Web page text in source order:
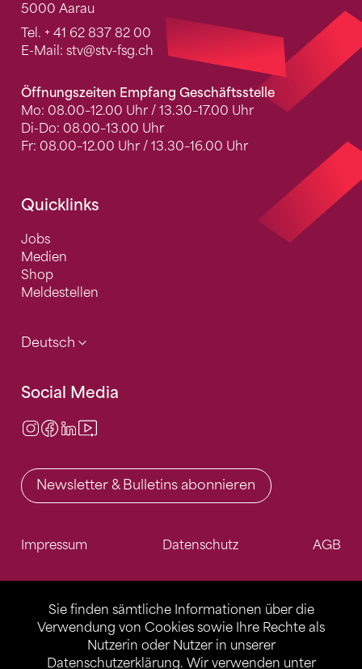
Sie finden sämtliche Informationen über die
Verwendung von Cookies sowie Ihre Rechte als
Nutzerin oder Nutzer in unserer
Datenschutzerklärung. Wir verwenden unter
5000 Aarau
Tel. + 41 62 837 82 00
E-Mail: stv@stv-fsg.ch
Öffnungszeiten Empfang Geschäftsstelle
Mo: 08.00–12.00 Uhr / 13.30–17.00 Uhr
Di-Do: 08.00–13.00 Uhr
Fr: 08.00–12.00 Uhr / 13.30–16.00 Uhr
Quicklinks
Jobs
Medien
Shop
Meldestellen
Deutsch
Social Media
Instagram
Facebook
LinkedIn
Newsletter & Bulletins abonnieren
Impressum Datenschutz AGB